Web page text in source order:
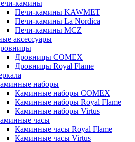
камины
Печи-камины KAWMET
Печи-камины La Nordica
Печи-камины MCZ
аксессуары
Дровницы COMEX
Дровницы Royal Flame
наборы
Каминные наборы COMEX
Каминные наборы Royal Flame
Каминные наборы Virtus
часы
Каминные часы Royal Flame
Каминные часы Virtus